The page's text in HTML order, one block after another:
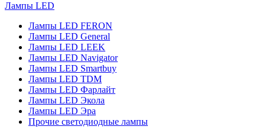
Лампы LED
Лампы LED FERON
Лампы LED General
Лампы LED LEEK
Лампы LED Navigator
Лампы LED Smartbuy
Лампы LED TDM
Лампы LED Фарлайт
Лампы LED Экола
Лампы LED Эра
Прочие светодиодные лампы